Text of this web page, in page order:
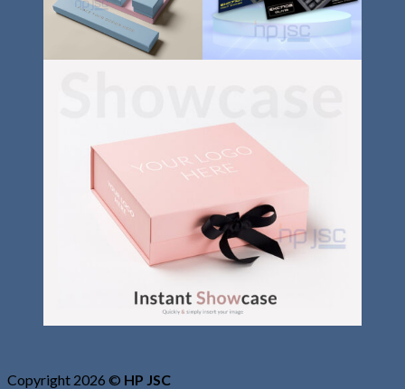
Copyright 2026 © HP JSC